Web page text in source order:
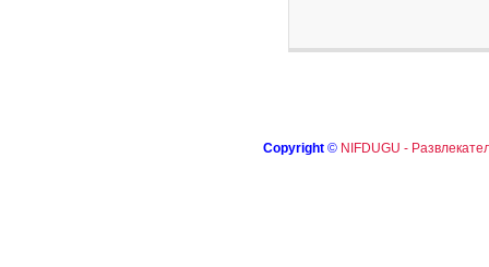
Copyright © NIFDUGU -